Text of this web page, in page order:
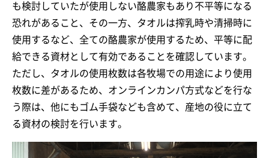
も検討していたが使用しない酪農家もあり不平等になる
恐れがあること、その一方、タオルは搾乳時や清掃時に
使用するなど、全ての酪農家が使用するため、平等に配
給できる資材として有効であることを確認しています。
ただし、タオルの使用枚数は各牧場での用途により使用
枚数に差があるため、オンラインカンパ方式などを行な
う際は、他にもゴム手袋なども含めて、産地の役に立て
る資材の検討を行います。